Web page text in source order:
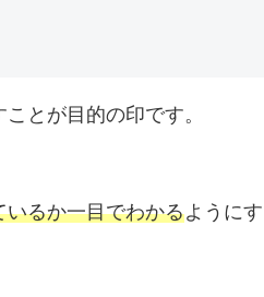
とが目的の印です。
いるか一目でわかるようにす